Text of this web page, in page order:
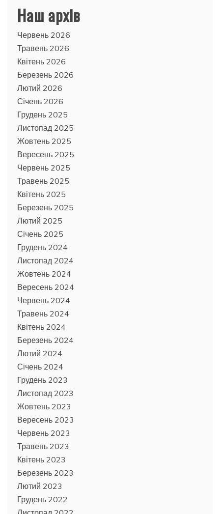
Наш архів
Червень 2026
Травень 2026
Квітень 2026
Березень 2026
Лютий 2026
Січень 2026
Грудень 2025
Листопад 2025
Жовтень 2025
Вересень 2025
Червень 2025
Травень 2025
Квітень 2025
Березень 2025
Лютий 2025
Січень 2025
Грудень 2024
Листопад 2024
Жовтень 2024
Вересень 2024
Червень 2024
Травень 2024
Квітень 2024
Березень 2024
Лютий 2024
Січень 2024
Грудень 2023
Листопад 2023
Жовтень 2023
Вересень 2023
Червень 2023
Травень 2023
Квітень 2023
Березень 2023
Лютий 2023
Грудень 2022